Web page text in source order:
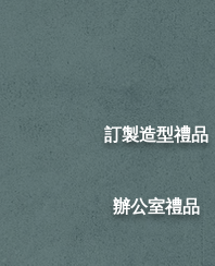
訂製造型禮品
​辦公室禮品